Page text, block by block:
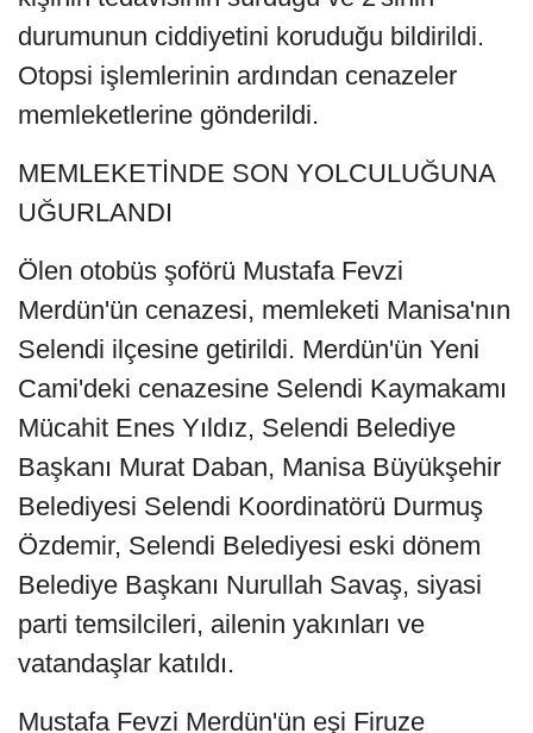
durumunun ciddiyetini koruduğu bildirildi.
Otopsi işlemlerinin ardından cenazeler
memleketlerine gönderildi.
MEMLEKETİNDE SON YOLCULUĞUNA
UĞURLANDI
Ölen otobüs şoförü Mustafa Fevzi
Merdün'ün cenazesi, memleketi Manisa'nın
Selendi ilçesine getirildi. Merdün'ün Yeni
Cami'deki cenazesine Selendi Kaymakamı
Mücahit Enes Yıldız, Selendi Belediye
Başkanı Murat Daban, Manisa Büyükşehir
Belediyesi Selendi Koordinatörü Durmuş
Özdemir, Selendi Belediyesi eski dönem
Belediye Başkanı Nurullah Savaş, siyasi
parti temsilcileri, ailenin yakınları ve
vatandaşlar katıldı.
Mustafa Fevzi Merdün'ün eşi Firuze